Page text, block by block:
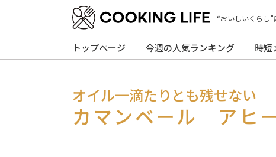
“おいしいくらし
トップページ 今週の人気ランキング 時短
オイル一滴たりとも残せない
カマンベール アヒ